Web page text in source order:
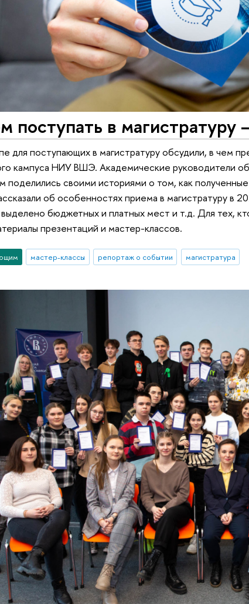
поступать в магистратуру
для поступающих в магистратуру обсудили, в чем
кампуса НИУ ВШЭ. Академические руководители
поделились своими историями о том, как
об особенностях приема в магистратуру в
бюджетных и платных мест и т.д. Для тех,
презентаций и мастер-классов.
мастер-классы репортаж о событии магистратура